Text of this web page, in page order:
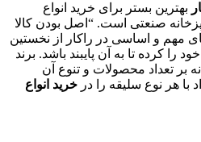
بهترین بستر برای خرید انواع
صنعتی است. “اصل بودن کالا
مهم و اساسی در راکار از نخستین
کرده تا به آن پایبند باشد. برند
بر تعداد محصولات و تنوع آن
با هر نوع سلیقه را در خرید انواع